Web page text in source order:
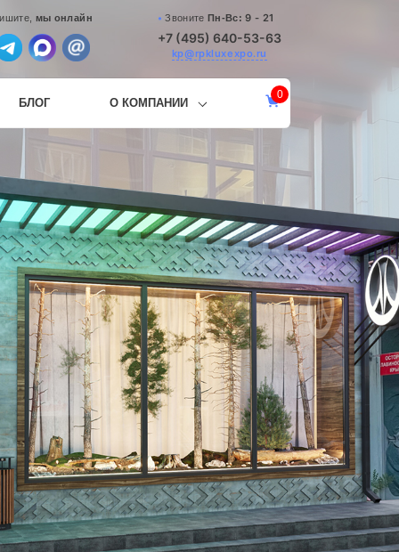
мы онлайн ЗвонитеПн-Вс:9 - 21
+7 (495) 640-53-63
kp@rpkluxexpo.ru
БЛОГ О КОМПАНИИ
0